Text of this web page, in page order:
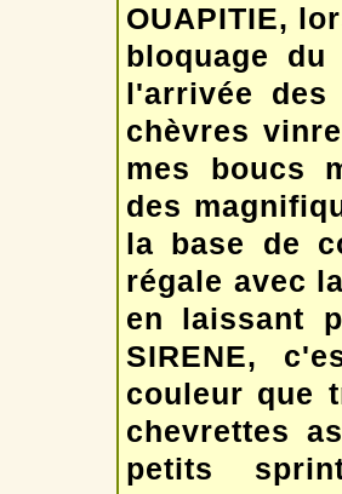
OUAPITIE,
bloquage
l'arrivée
chèvres
mes boucs
des
la base de
régale avec
en laissant
SIRENE,
couleur que
chevrettes
petits